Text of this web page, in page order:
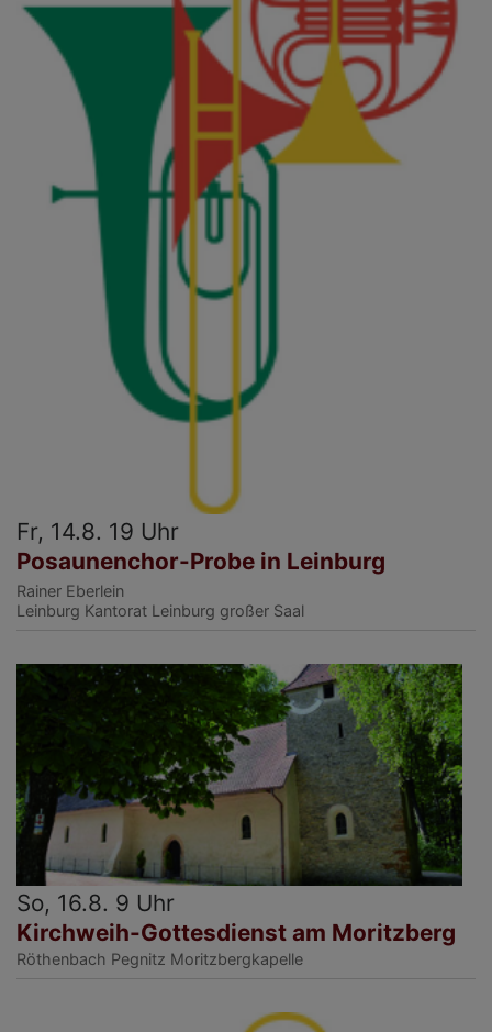
Fr, 14.8. 19 Uhr
Posaunenchor-Probe in Leinburg
Rainer Eberlein
Leinburg Kantorat Leinburg großer Saal
So, 16.8. 9 Uhr
Kirchweih-Gottesdienst am Moritzberg
Röthenbach Pegnitz Moritzbergkapelle